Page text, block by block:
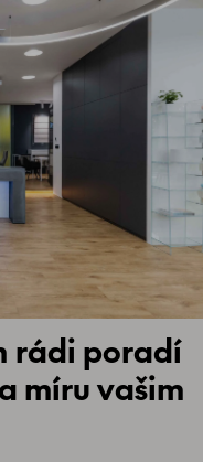
rádi poradí
míru vašim